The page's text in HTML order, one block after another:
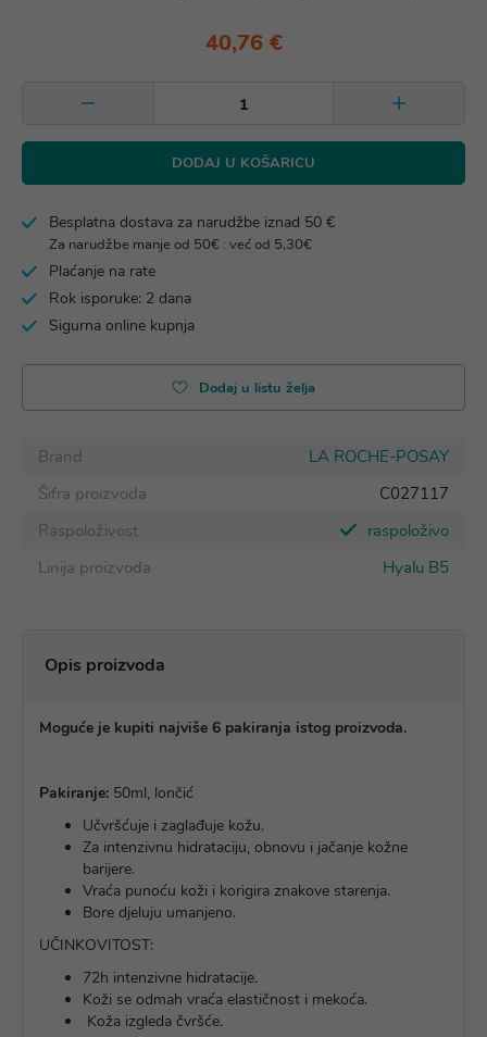
40,76 €
DODAJ U KOŠARICU
Besplatna dostava za narudžbe iznad 50 €
Za narudžbe manje od 50€ : već od 5,30€
Plaćanje na rate
Rok isporuke: 2 dana
Sigurna online kupnja
Dodaj u listu želja
Brand
LA ROCHE-POSAY
Šifra proizvoda
C027117
Raspoloživost
raspoloživo
Linija proizvoda
Hyalu B5
Opis proizvoda
Moguće je kupiti najviše 6 pakiranja istog proizvoda.
Pakiranje: 50ml, lončić
Učvršćuje i zaglađuje kožu.
Za intenzivnu hidrataciju, obnovu i jačanje kožne
barijere.
Vraća punoću koži i korigira znakove starenja.
Bore djeluju umanjeno.
UČINKOVITOST:
72h intenzivne hidratacije.
Koži se odmah vraća elastičnost i mekoća.
Koža izgleda čvršće.